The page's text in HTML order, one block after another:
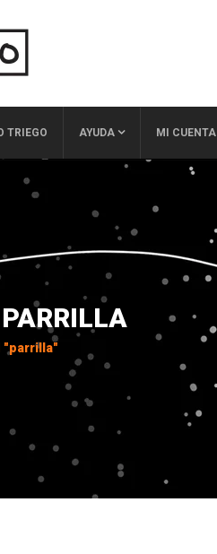
TRIEGO AYUDA MI CUENTA
"parrilla"